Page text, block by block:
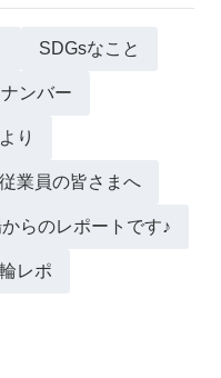
SDGsなこと
ンバー
り
従業員の皆さまへ
らのレポートです♪
レポ